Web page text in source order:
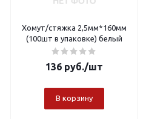
Хомут/стяжка 2,5мм*160мм
(100шт в упаковке) белый
136 руб./шт
В корзину